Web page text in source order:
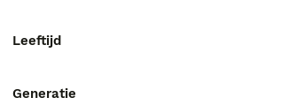
Leeftijd
Generatie